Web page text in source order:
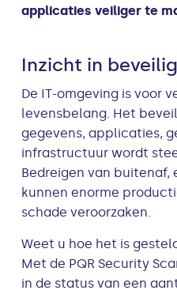
applicaties veiliger te
Inzicht in
De IT-omgeving is voor
levensbelang. Het
gegevens, applicaties,
infrastructuur wordt
Bedreigen van buitenaf,
kunnen enorme
schade veroorzaken.
Weet u hoe het is
Met de PQR Security
in de status van een